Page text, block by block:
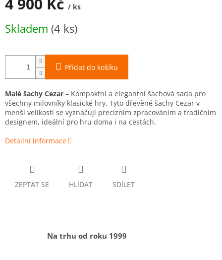
/ ks
cena:
Skladem (4 ks)
Přidat do košíku
Malé šachy Cezar – Kompaktní a elegantní šachová sada pro
všechny milovníky klasické hry. Tyto dřevěné šachy Cezar v
menší velikosti se vyznačují precizním zpracováním a tradičním
designem, ideální pro hru doma i na cestách.
Detailní informace
ZEPTAT SE HLÍDAT SDÍLET
Na trhu od roku 1999